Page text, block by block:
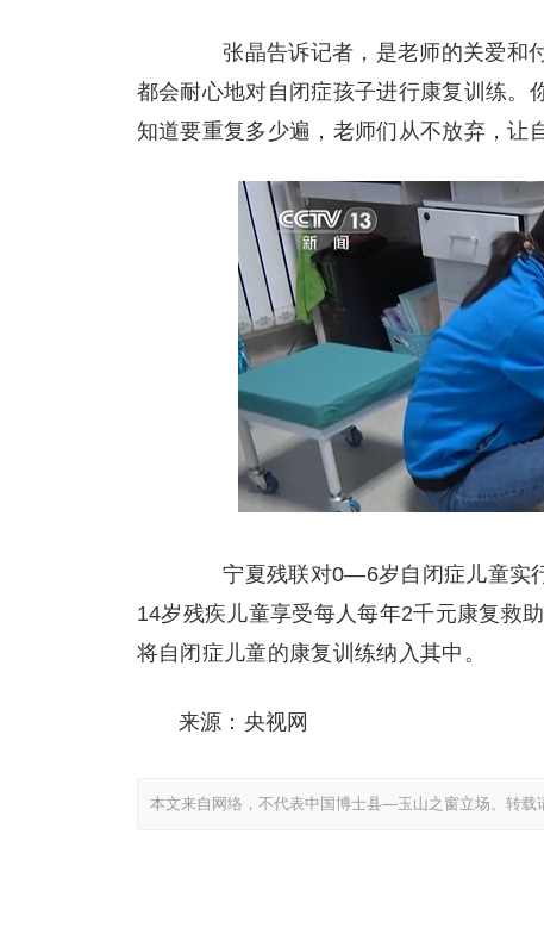
张晶告诉记者，是老师的关爱和付
都会耐心地对自闭症孩子进行康复训练。
知道要重复多少遍，老师们从不放弃，让
宁夏残联对0—6岁自闭症儿童实行
14岁残疾儿童享受每人每年2千元康复救
将自闭症儿童的康复训练纳入其中。
来源：央视网
本文来自网络，不代表中国博士县—玉山之窗立场。转载